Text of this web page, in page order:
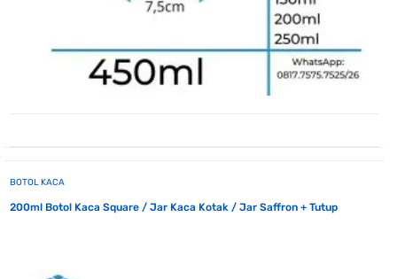
BOTOL KACA
200ml Botol Kaca Square / Jar Kaca Kotak / Jar Saffron + Tutup